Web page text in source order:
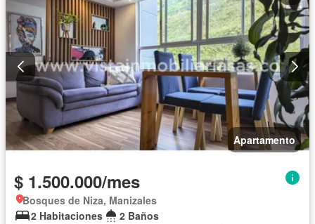
Apartamento
$ 1.500.000/mes
Bosques de Niza, Manizales
2 Habitaciones
2 Baños